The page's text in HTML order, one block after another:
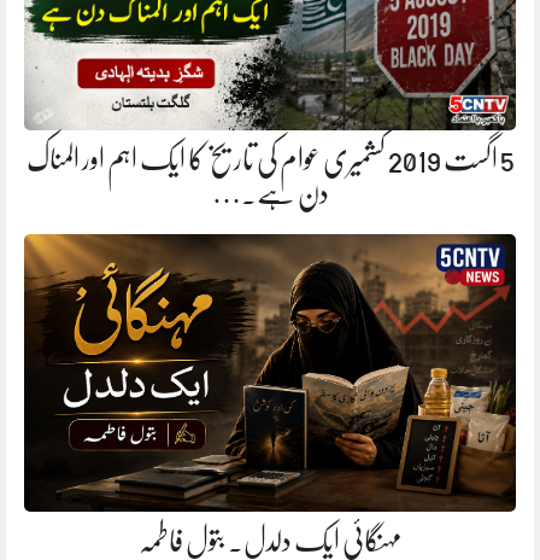
5 اگست 2019 کشمیری عوام کی تاریخ کا ایک اہم اور المناک
دن ہے.…
مہنگائی ایک دلدل. بتول فاطمہ